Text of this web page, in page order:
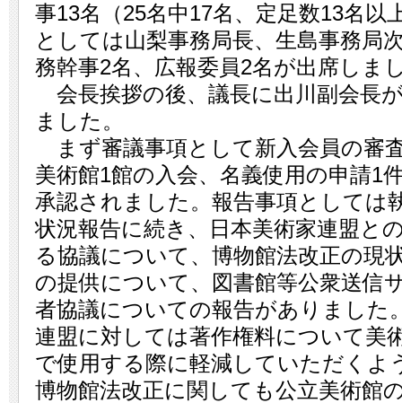
事13名（25名中17名、定足数13名以
としては山梨事務局長、生島事務局
務幹事2名、広報委員2名が出席しま
会長挨拶の後、議長に出川副会長
ました。
まず審議事項として新入会員の審
美術館1館の入会、名義使用の申請1
承認されました。報告事項としては
状況報告に続き、日本美術家連盟と
る協議について、博物館法改正の現
の提供について、図書館等公衆送信
者協議についての報告がありました
連盟に対しては著作権料について美
で使用する際に軽減していただくよ
博物館法改正に関しても公立美術館